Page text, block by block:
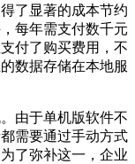
了显著的成本节约
每年需支付数千元
付了购买费用，不
数据存储在本地服
由于单机版软件不
需要通过手动方式
了弥补这一，企业